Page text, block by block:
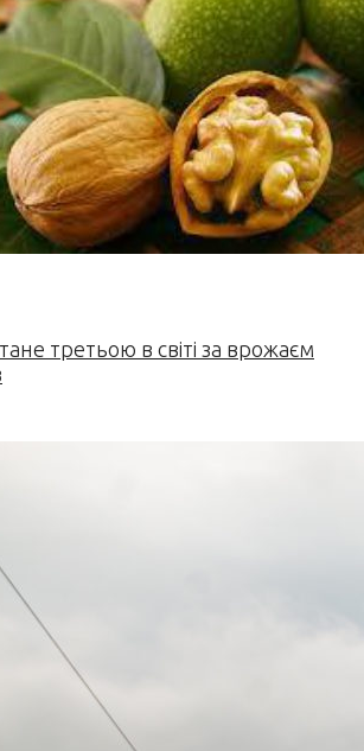
третьою в світі за врожаєм